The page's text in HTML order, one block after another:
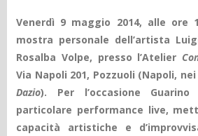
Venerdì 9 maggio 2014, alle ore
mostra personale dell’artista
Rosalba Volpe, presso l’Atelier
Via Napoli 201, Pozzuoli (Napoli,
Dazio). Per l’occasione
particolare performance live,
capacità artistiche e